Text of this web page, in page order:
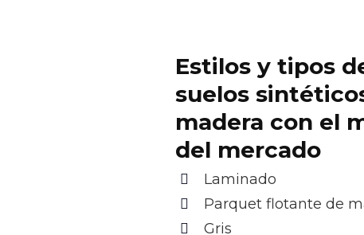
Estilos y tipos
suelos
madera con el
del mercado
Laminado
Parquet flotante de
Gris